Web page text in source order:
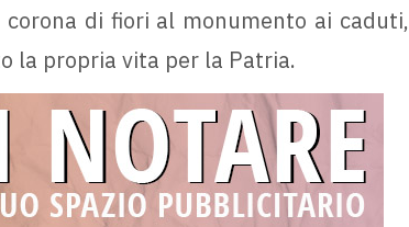
di fiori al monumento ai caduti,
la propria vita per la Patria.